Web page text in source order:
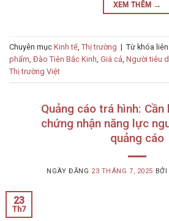
XEM THÊM →
Chuyên mục Kinh tế, Thị trường | Từ khóa
phẩm Đào Tiên Bắc Kinh Giá cả Người tiêu
Thị trường Việt
Quảng cáo trá hình:
chứng nhận năng lực
quảng cáo
NGÀY ĐĂNG 23 THÁNG 7, 2025 BỞI
23
Th7